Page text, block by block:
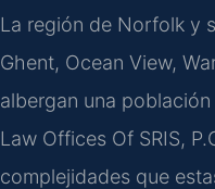
La región de Norfolk y
Ghent, Ocean View,
albergan una
Law Offices Of SRIS,
complejidades que